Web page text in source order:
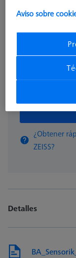
Hecho a medida
¿Obtener
ZEISS?
Detalles
Aviso sobre